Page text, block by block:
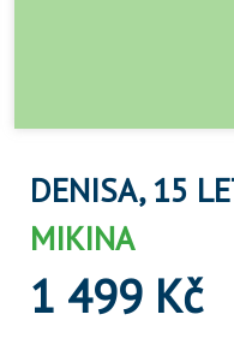
DENISA, 15
MIKINA
1 499 Kč